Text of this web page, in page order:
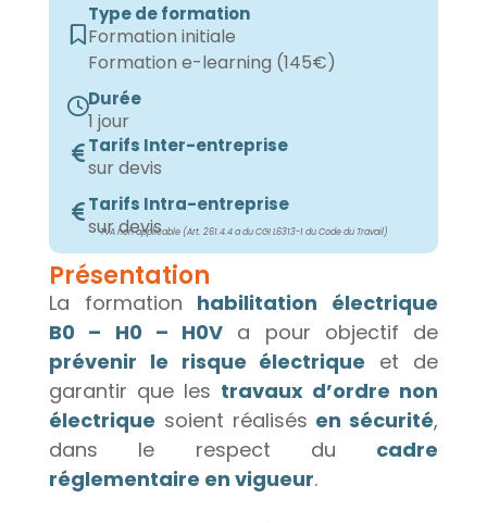
Type de formation
Formation initiale
Formation e-learning (145€)
Durée
1 jour
Tarifs Inter-entreprise
sur devis
Tarifs Intra-entreprise
sur devis
TVA non applicable (Art. 261.4.4 a du CGI L6313-1 du Code du Travail)
Présentation
La formation habilitation électrique
B0 – H0 – H0V a pour objectif de
prévenir le risque électrique et de
garantir que les travaux d’ordre non
électrique soient réalisés en sécurité,
dans le respect du cadre
réglementaire en vigueur.